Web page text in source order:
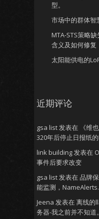
型。
市场中的群体智
MTA-STS策略
含义及如何修复
太阳能供电的
近期评论
gsa list发表在
《维
320年后停止日报纸的
link building发表在
事件后要求改变
gsa list发表在 品牌
能监测，
Jeena 发表在 离线的
务器-我之前并不知道。